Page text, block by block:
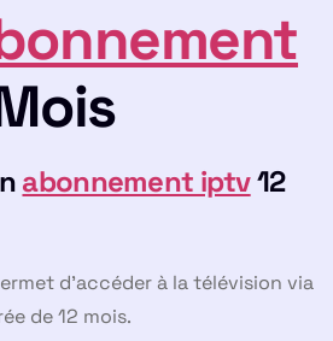
abonnement iptv12
d’accéder à la télévision via
de 12 mois.